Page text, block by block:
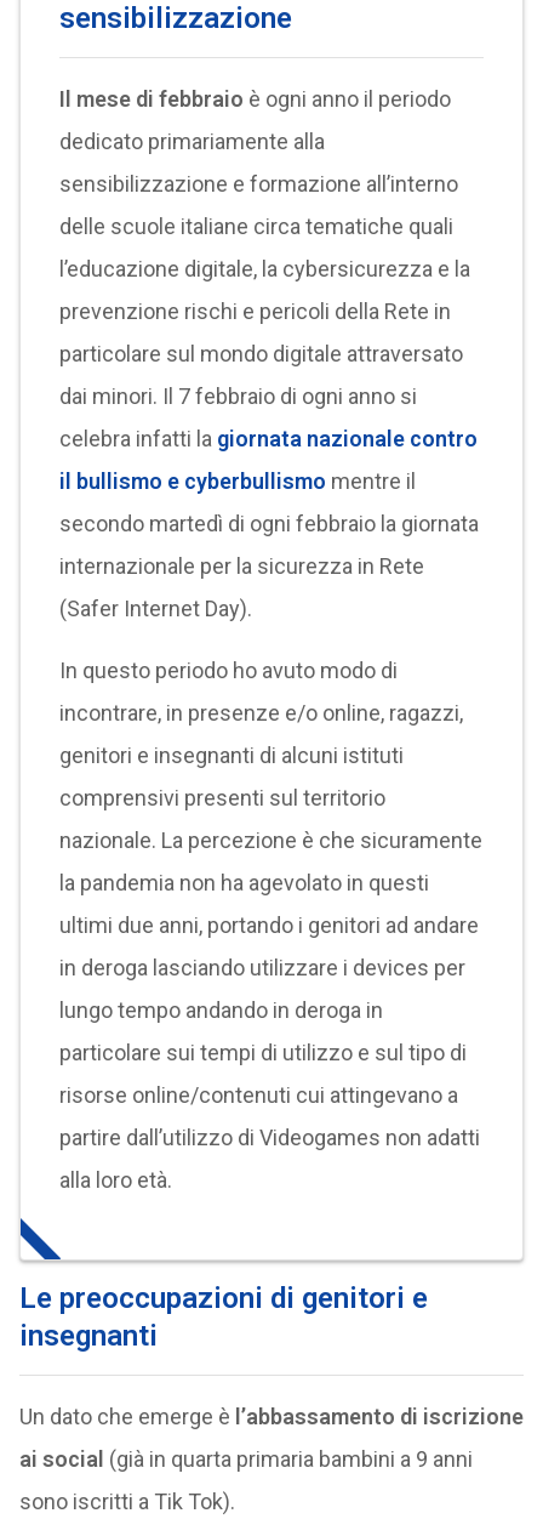
sensibilizzazione
Il mese di febbraio è ogni anno il periodo
dedicato primariamente alla
sensibilizzazione e formazione all’interno
delle scuole italiane circa tematiche quali
l’educazione digitale, la cybersicurezza e la
prevenzione rischi e pericoli della Rete in
particolare sul mondo digitale attraversato
dai minori. Il 7 febbraio di ogni anno si
celebra infatti la giornata nazionale contro
il bullismo e cyberbullismo mentre il
secondo martedì di ogni febbraio la giornata
internazionale per la sicurezza in Rete
(Safer Internet Day).
In questo periodo ho avuto modo di
incontrare, in presenze e/o online, ragazzi,
genitori e insegnanti di alcuni istituti
comprensivi presenti sul territorio
nazionale. La percezione è che sicuramente
la pandemia non ha agevolato in questi
ultimi due anni, portando i genitori ad andare
in deroga lasciando utilizzare i devices per
lungo tempo andando in deroga in
particolare sui tempi di utilizzo e sul tipo di
risorse online/contenuti cui attingevano a
partire dall’utilizzo di Videogames non adatti
alla loro età.
Le preoccupazioni di genitori e
insegnanti
Un dato che emerge è l’abbassamento di iscrizione
ai social (già in quarta primaria bambini a 9 anni
sono iscritti a Tik Tok).